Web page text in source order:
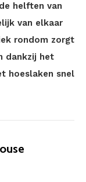
helften van
van elkaar
rondom zorgt
dankzij het
hoeslaken snel